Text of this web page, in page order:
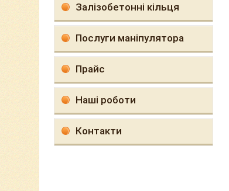
Залізобетонні кільця
Послуги маніпулятора
Прайс
Наші роботи
Контакти